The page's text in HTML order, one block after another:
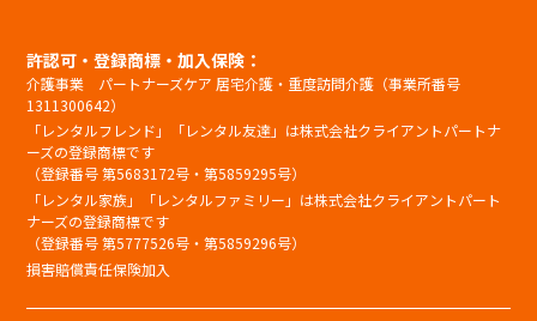
許認可・登録商標・加入保険：
介護事業 パートナーズケア 居宅介護・重度訪問介護（事業所番号
1311300642）
「レンタルフレンド」「レンタル友達」は株式会社クライアントパートナ
ーズの登録商標です
（登録番号 第5683172号・第5859295号）
「レンタル家族」「レンタルファミリー」は株式会社クライアントパート
ナーズの登録商標です
（登録番号 第5777526号・第5859296号）
損害賠償責任保険加入